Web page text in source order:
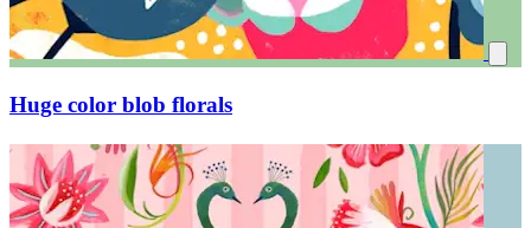
Huge color blob florals